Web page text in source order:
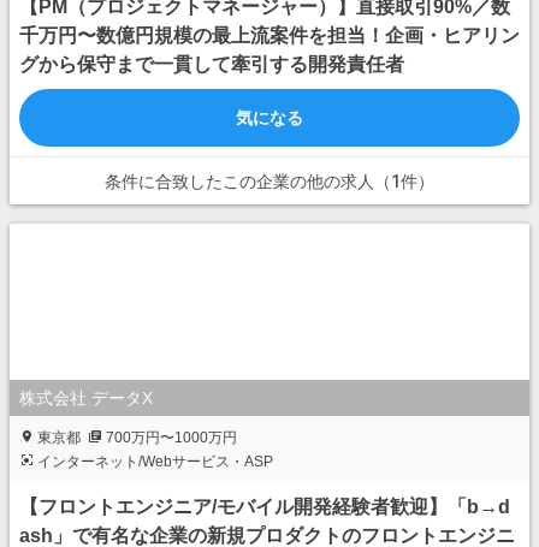
【PM（プロジェクトマネージャー）】直接取引90%／数
千万円〜数億円規模の最上流案件を担当！企画・ヒアリン
グから保守まで一貫して牽引する開発責任者
気になる
条件に合致したこの企業の他の求人（1件）
株式会社 データX
東京都
700万円〜1000万円
インターネット/Webサービス・ASP
【フロントエンジニア/モバイル開発経験者歓迎】「b→d
ash」で有名な企業の新規プロダクトのフロントエンジニ